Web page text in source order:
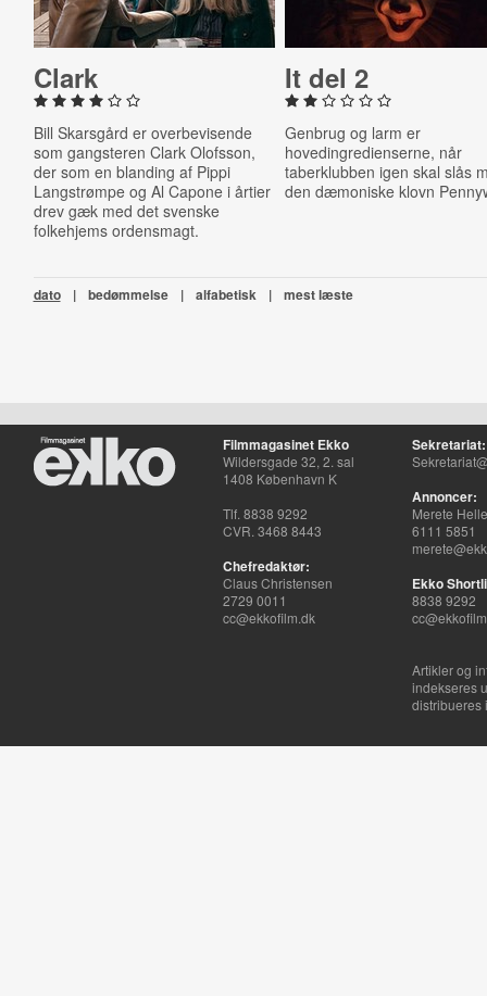
Clark
Bill Skarsgård er overbevisende
som gangsteren Clark Olofsson,
der som en blanding af Pippi
Langstrømpe og Al Capone i årtier
drev gæk med det svenske
folkehjems ordensmagt.
It del 2
Genbrug og larm er
hovedingredienserne, når
taberklubben igen skal slås
den dæmoniske klovn
dato | bedømmelse | alfabetisk | mest læste
Filmmagasinet Ekko
Wildersgade 32, 2. sal
1408 København K
Tlf. 8838 9292
CVR. 3468 8443
Chefredaktør:
Claus Christensen
2729 0011
cc@ekkofilm.dk
Sekretariat:
Annoncer:
Merete
6111 5851
Ekko
8838 9292
Artikler og
indekseres
distribueres